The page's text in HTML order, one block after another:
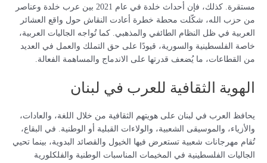
مستقرة. كذلك، فإن أحداث خلدة في عام 2021 بين عرب خلدة وعناصر
من حزب الله، شكّلت محطة خطرة أعادت النقاش حول واقع العشائر
العربية في ظل النظام الطائفي والمذهبي. كما تُواجه الجاليات العربية،
خاصة الفلسطينية والسورية، قيودًا على حق التملك والعمل في العديد
من القطاعات، ما يُضعف قدرتها على الاندماج والمساهمة الفعالة.
الهوية الثقافية للعرب في لبنان
يحافظ العرب في لبنان على هويتهم الثقافية من خلال اللغة، والعادات،
والأزياء، والموسيقى الشعبية، والولاءات القبلية أو الوطنية. في البقاع،
تُقام مهرجانات شعبية تستعرض فيها الخيول والقصائد البدوية، بينما تحيي
الجاليات الفلسطينية في المخيمات المناسبات الوطنية والفلكلورية